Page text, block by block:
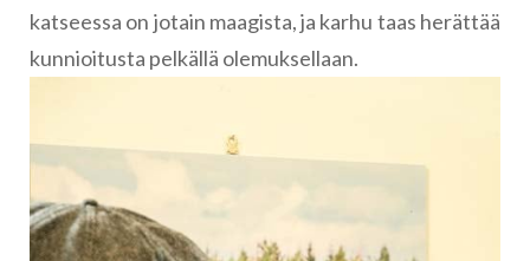
katseessa on jotain maagista, ja karhu taas herättää
kunnioitusta pelkällä olemuksellaan.